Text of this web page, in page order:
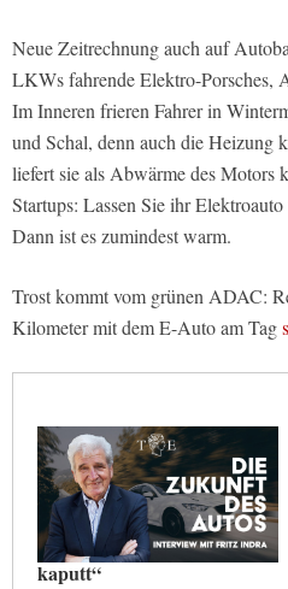
Neue Zeitrechnung auch auf
LKWs fahrende Elektro-Porsches,
Im Inneren frieren Fahrer in
und Schal, denn auch die Heizung
liefert sie als Abwärme des Motors
Startups: Lassen Sie ihr
Dann ist es zumindest warm.
Trost kommt vom grünen ADAC:
Kilometer mit dem E-Auto am Tag
kaputt“